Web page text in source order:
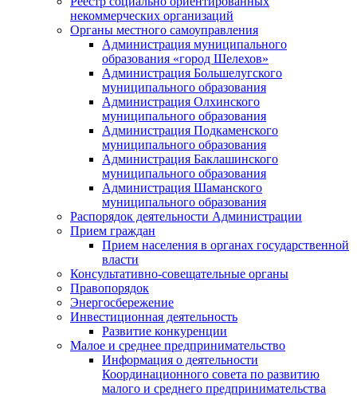
некоммерческих организаций
Органы местного самоуправления
Администрация муниципального
образования «город Шелехов»
Администрация Большелугского
муниципального образования
Администрация Олхинского
муниципального образования
Администрация Подкаменского
муниципального образования
Администрация Баклашинского
муниципального образования
Администрация Шаманского
муниципального образования
Распорядок деятельности Администрации
Прием граждан
Прием населения в органах государственной
власти
Консультативно-совещательные органы
Правопорядок
Энергосбережение
Инвестиционная деятельность
Развитие конкуренции
Малое и среднее предпринимательство
Информация о деятельности
Координационного совета по развитию
малого и среднего предпринимательства